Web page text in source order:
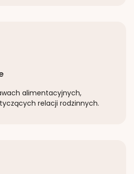
alimentacyjnych,
relacji rodzinnych.